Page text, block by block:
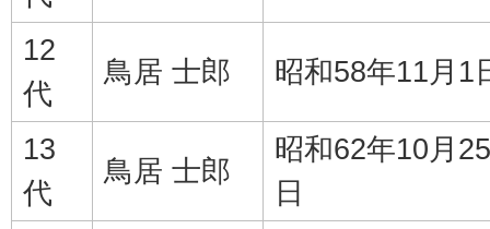
12
代
鳥居 士郎 昭和58年11月1
13
代
鳥居 士郎
昭和62年10月25
日